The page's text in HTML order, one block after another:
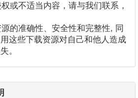
或不适当内容，请与我们联系，
的准确性、安全性和完整性, 同
这些下载资源对自己和他人造成
。